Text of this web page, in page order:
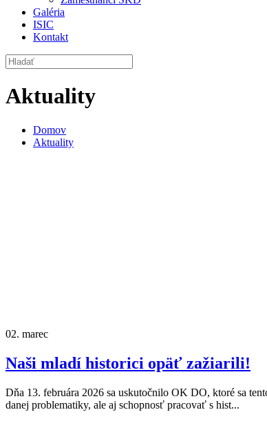
Galéria
ISIC
Kontakt
Aktuality
Domov
Aktuality
02. marec
Naši mladí historici opäť zažiarili!
Dňa 13. februára 2026 sa uskutočnilo OK DO, ktoré sa
danej problematiky, ale aj schopnosť pracovať s hist...